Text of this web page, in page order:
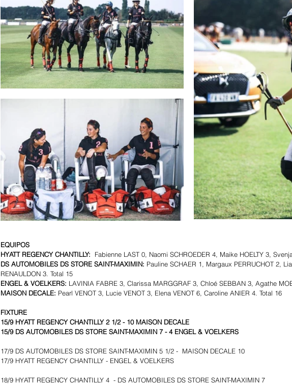
EQUIPOS
HYATT REGENCY CHANTILLY:
Fabienne LAST 0, Naomi SCHROEDER 4, Maike HOELTY 3,
DS AUTOMOBILES DS STORE SAINT-MAXIMIN: Pauline SCHAER 1, Margaux PERRUCHOT 2,
RENAULDON 3. Total 15
ENGEL & VOELKERS: LAVINIA FABRE 3, Clarissa MARGGRAF 3, Chloé SEBBAN 3, Agathe
MAISON DECALE: Pearl VENOT 3, Lucie VENOT 3, Elena VENOT 6, Caroline ANIER 4. Total 16
FIXTURE
15/9 HYATT REGENCY CHANTILLY 2 1/2 - 10 MAISON DECALE
15/9 DS AUTOMOBILES DS STORE SAINT-MAXIMIN 7 - 4 ENGEL & VOELKERS
17/9 DS AUTOMOBILES DS STORE SAINT-MAXIMIN 5 1/2 -  MAISON DECALE 10
17/9 HYATT REGENCY CHANTILLY - ENGEL & VOELKERS
18/9 HYATT REGENCY CHANTILLY 4  - DS AUTOMOBILES DS STORE SAINT-MAXIMIN 7